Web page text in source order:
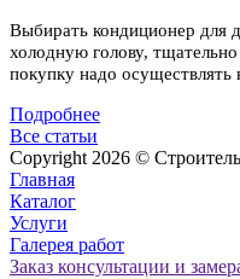
Выбирать кондиционер для
холодную голову, тщательно
покупку надо осуществлять
Подробнее
Все статьи
Copyright 2026 ©
Главная
Каталог
Услуги
Галерея работ
Заказ консультации и